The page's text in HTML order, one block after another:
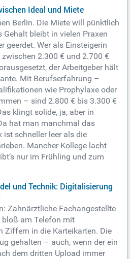
Ideal und Miete
Berlin. Die Miete will pünktlich
Gehalt bleibt in vielen Praxen
geerdet. Wer als Einsteigerin
2.300 € und 2.700 €
der Arbeitgeber hält
Mit Berufserfahrung –
wie Prophylaxe oder
– sind 2.800 € bis 3.300 €
klingt solide, ja, aber in
hat man manchmal das
ist schneller leer als die
Mancher Kollege lacht
nur im Frühling und zum
und Technik: Digitalisierung
Zahnärztliche Fachangestellte
bloß am Telefon mit
Ziffern in die Karteikarten. Die
gehalten – auch, wenn der ein
dem dritten Upload immer